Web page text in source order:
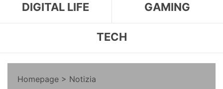
DIGITAL LIFE GAMING
TECH
Homepage > Notizia